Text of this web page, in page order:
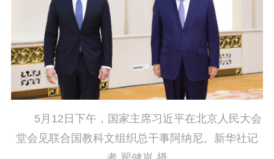
理论学习 宣传宣讲 研究阐释
哲学社科
社科强省 工作通知
成果集萃
江苏文脉
资料下载
新闻宣传
主题宣传 对外宣传
新闻发布
5月12日下午，国家主席习近平在北京人民大会
堂会见联合国教科文组织总干事阿纳尼。新华社记